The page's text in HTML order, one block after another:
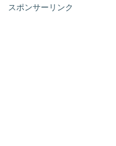
スポンサーリンク